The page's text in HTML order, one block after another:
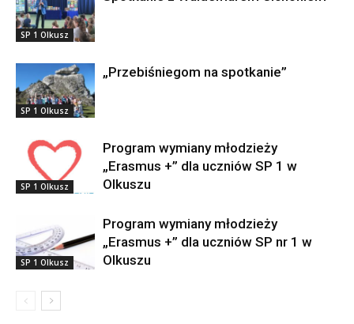
SP 1 Olkusz
SP 1 Olkusz
„Przebiśniegom na spotkanie”
SP 1 Olkusz
Program wymiany młodzieży
„Erasmus +” dla uczniów SP 1 w
Olkuszu
SP 1 Olkusz
Program wymiany młodzieży
„Erasmus +” dla uczniów SP nr 1 w
Olkuszu